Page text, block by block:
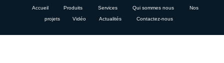
Accueil Produits Services Qui sommes nous
Nos
projets
Vidéo Actualités Contactez-nous